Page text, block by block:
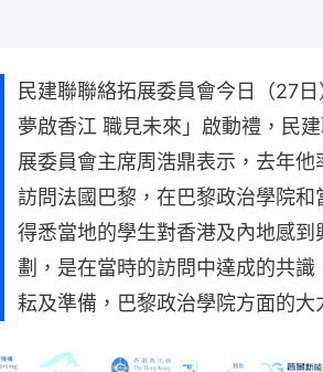
民建聯聯絡拓展委員會今日（27
夢啟香江 職見未來」啟動禮，民
展委員會主席周浩鼎表示，去年他
訪問法國巴黎，在巴黎政治學院和
得悉當地的學生對香港及內地感到
劃，是在當時的訪問中達成的共識
耘及準備，巴黎政治學院方面的大